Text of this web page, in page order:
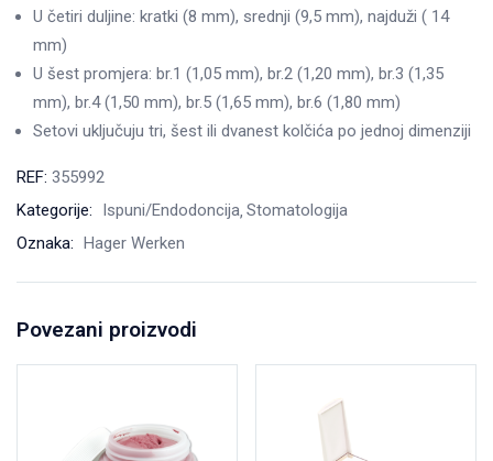
U četiri duljine: kratki (8 mm), srednji (9,5 mm), najduži ( 14
mm)
U šest promjera: br.1 (1,05 mm), br.2 (1,20 mm), br.3 (1,35
mm), br.4 (1,50 mm), br.5 (1,65 mm), br.6 (1,80 mm)
Setovi uključuju tri, šest ili dvanest kolčića po jednoj dimenziji
REF: 355992
Kategorije:
Ispuni/Endodoncija Stomatologija
Oznaka: Hager Werken
Povezani proizvodi